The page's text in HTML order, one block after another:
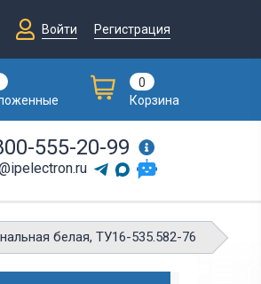
Войти Регистрация
0
Корзина
555-20-99
белая, ТУ16-535.582-76